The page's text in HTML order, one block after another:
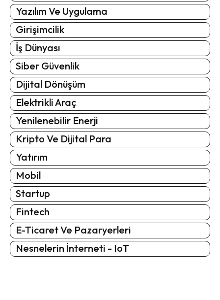
Yazılım Ve Uygulama
Girişimcilik
İş Dünyası
Siber Güvenlik
Dijital Dönüşüm
Elektrikli Araç
Yenilenebilir Enerji
Kripto Ve Dijital Para
Yatırım
Mobil
Startup
Fintech
E-Ticaret Ve Pazaryerleri
Nesnelerin İnterneti - IoT